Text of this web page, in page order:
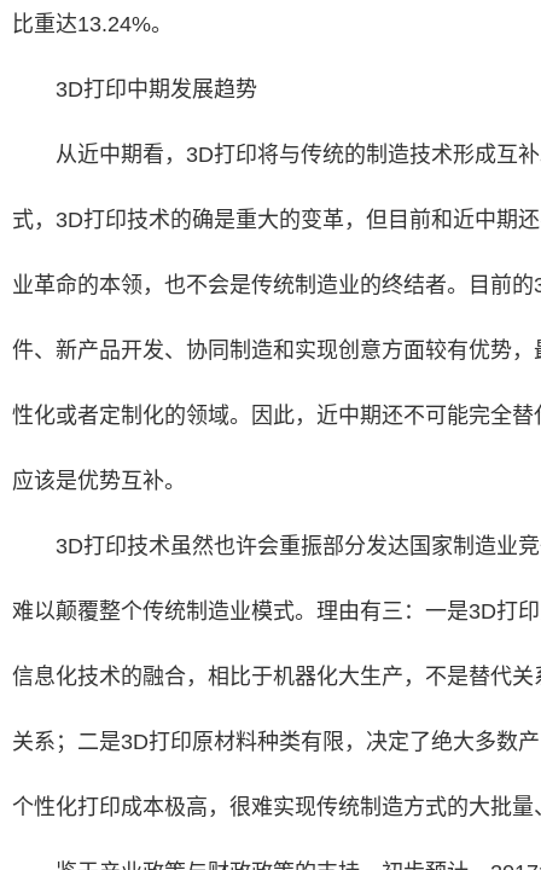
比重达13.24%。
3D打印中期发展趋势
从近中期看，3D打印将与传统的制造技术形成互补
式，3D打印技术的确是重大的变革，但目前和近中期
业革命的本领，也不会是传统制造业的终结者。目前
件、新产品开发、协同制造和实现创意方面较有优势
性化或者定制化的领域。因此，近中期还不可能完全
应该是优势互补。
3D打印技术虽然也许会重振部分发达国家制造业竞
难以颠覆整个传统制造业模式。理由有三：一是3D打
信息化技术的融合，相比于机器化大生产，不是替代
关系；二是3D打印原材料种类有限，决定了绝大多数
个性化打印成本极高，很难实现传统制造方式的大批量